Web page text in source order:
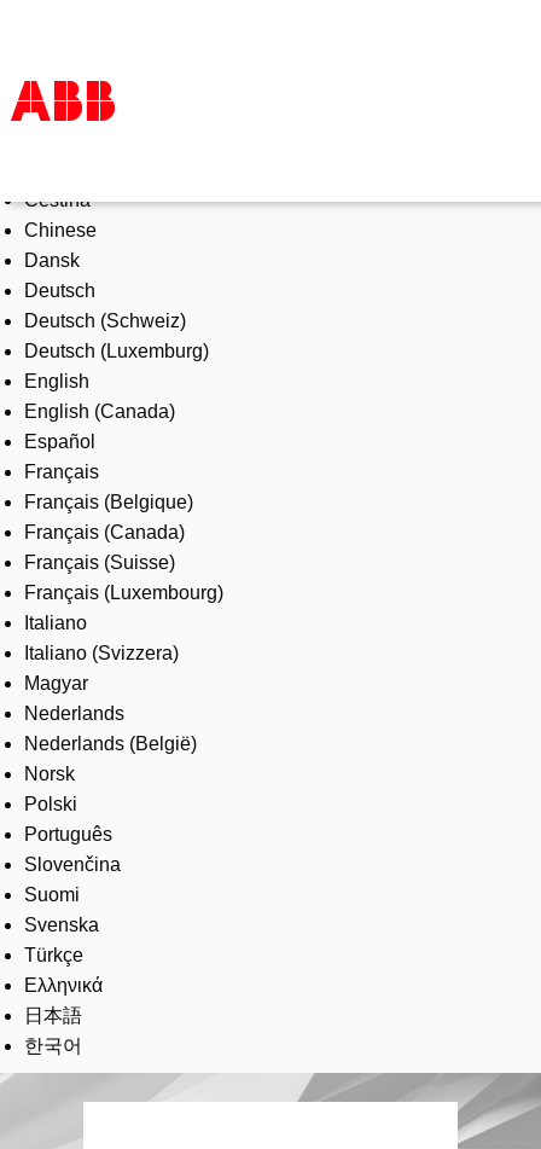
Products & Solutions
Industries
Services
About us
Where to buy
Contact us
Careers
Čeština
Chinese
Dansk
Deutsch
Deutsch (Schweiz)
Deutsch (Luxemburg)
English
English (Canada)
Español
Français
Français (Belgique)
Français (Canada)
Français (Suisse)
Français (Luxembourg)
Italiano
Italiano (Svizzera)
Magyar
Nederlands
Nederlands (België)
Norsk
Polski
Português
Slovenčina
Suomi
Svenska
Türkçe
Ελληνικά
日本語
한국어